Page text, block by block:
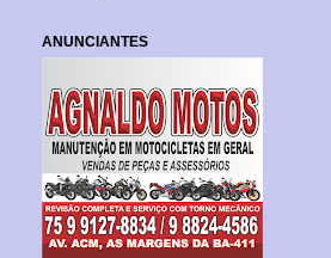
ANUNCIANTES